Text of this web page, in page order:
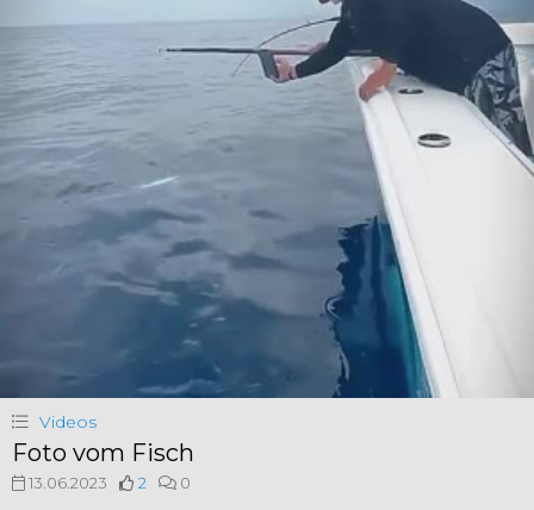
Videos
Foto vom Fisch
13.06.2023 2 0